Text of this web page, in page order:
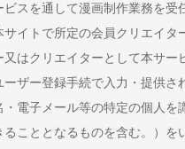
ビスを通して漫画制作業務を
サイトで所定の会員クリエイ
又はクリエイターとして本サ
ーザー登録手続で入力・提供さ
・電子メール等の特定の個人
こととなるものを含む。）を